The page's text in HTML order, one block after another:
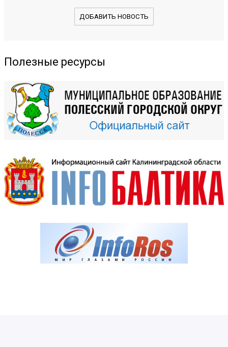
ДОБАВИТЬ НОВОСТЬ
Полезные ресурсы